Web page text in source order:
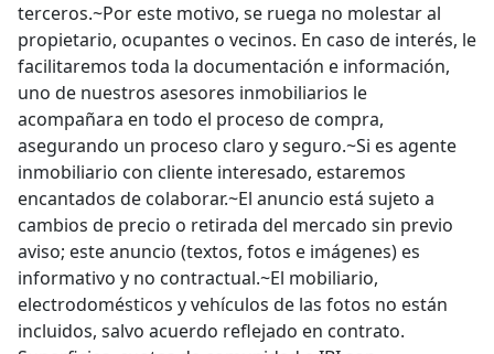
terceros.~Por este motivo, se ruega no molestar al
propietario, ocupantes o vecinos. En caso de interés, le
facilitaremos toda la documentación e información,
uno de nuestros asesores inmobiliarios le
acompañara en todo el proceso de compra,
asegurando un proceso claro y seguro.~Si es agente
inmobiliario con cliente interesado, estaremos
encantados de colaborar.~El anuncio está sujeto a
cambios de precio o retirada del mercado sin previo
aviso; este anuncio (textos, fotos e imágenes) es
informativo y no contractual.~El mobiliario,
electrodomésticos y vehículos de las fotos no están
incluidos, salvo acuerdo reflejado en contrato.